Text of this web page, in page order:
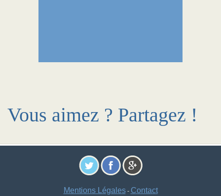
Vous aimez ? Partagez !
Mentions Légales- Contact